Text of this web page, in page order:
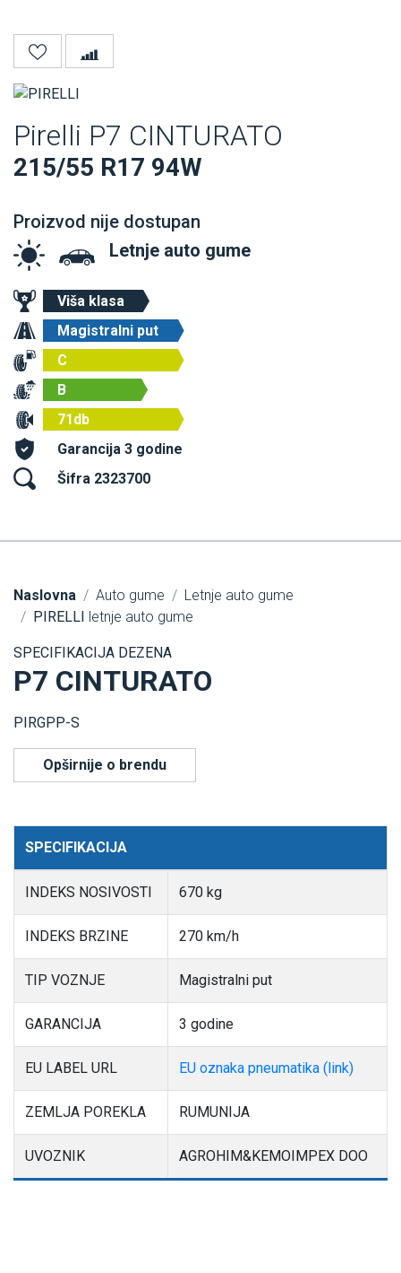
Pirelli P7 CINTURATO
215/55 R17 94W
Proizvod nije dostupan
Letnje auto gume
Viša klasa
Magistralni put
C
B
71db
Garancija 3 godine
Šifra 2323700
Naslovna Auto gume
Letnje auto gume
PIRELLI letnje auto gume
SPECIFIKACIJA DEZENA
P7 CINTURATO
PIRGPP-S
Opširnije o brendu
SPECIFIKACIJA
INDEKS NOSIVOSTI 670 kg
INDEKS BRZINE 270 km/h
TIP VOZNJE Magistralni put
GARANCIJA 3 godine
EU LABEL URL EU oznaka pneumatika (link)
ZEMLJA POREKLA RUMUNIJA
UVOZNIK AGROHIM&KEMOIMPEX DOO